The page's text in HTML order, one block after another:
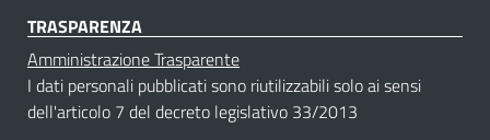
TRASPARENZA
Amministrazione Trasparente
I dati personali pubblicati sono riutilizzabili solo ai sensi
dell'articolo 7 del decreto legislativo 33/2013